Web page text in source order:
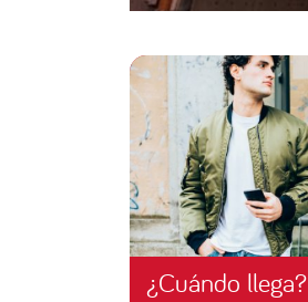
¿Cuándo llega?